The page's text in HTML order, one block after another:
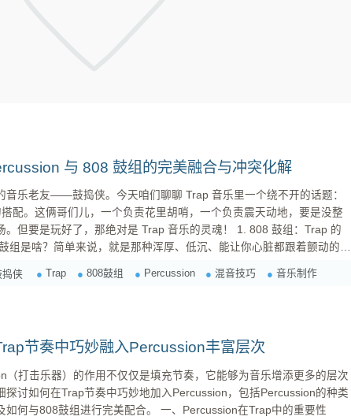
与 808 鼓组的完美融合与冲突化解
音乐老友——鼓捣侠。今天咱们聊聊 Trap 音乐里一个绕不开的话题：
配。这俩哥们儿，一个负责花里胡哨，一个负责震天动地，要是没整
玩好了，那绝对是 Trap 音乐的灵魂！ 1. 808 鼓组：Trap 的
乐的根基，没有它，你的音乐就失去了灵魂。 1.1...
捣侠 Trap 808鼓组 Percussion 混音技巧 音乐制作
节奏中巧妙融入Percussion丰富层次
（打击乐器）的作用不仅仅是填充节奏，它能够为音乐增添更多的层次
探讨如何在Trap节奏中巧妙地加入Percussion，包括Percussion的种类
进行完美配合。 一、Percussion在Trap中的重要性